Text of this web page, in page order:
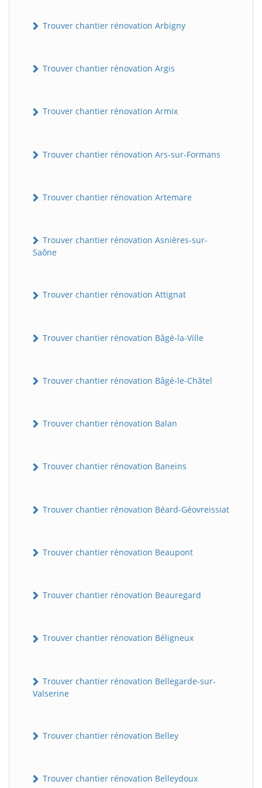
Trouver chantier rénovation Arbigny
Trouver chantier rénovation Argis
Trouver chantier rénovation Armix
Trouver chantier rénovation Ars-sur-Formans
Trouver chantier rénovation Artemare
Trouver chantier rénovation Asnières-sur-
Saône
Trouver chantier rénovation Attignat
Trouver chantier rénovation Bâgé-la-Ville
Trouver chantier rénovation Bâgé-le-Châtel
Trouver chantier rénovation Balan
Trouver chantier rénovation Baneins
Trouver chantier rénovation Béard-Géovreissiat
Trouver chantier rénovation Beaupont
Trouver chantier rénovation Beauregard
Trouver chantier rénovation Béligneux
Trouver chantier rénovation Bellegarde-sur-
Valserine
Trouver chantier rénovation Belley
Trouver chantier rénovation Belleydoux